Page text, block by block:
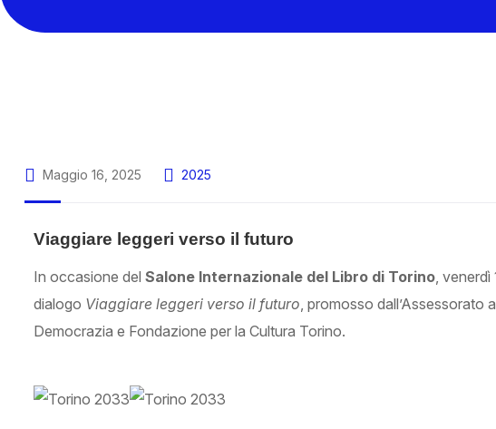
Maggio 16, 2025 2025
Viaggiare leggeri verso il futuro
In occasione del Salone Internazionale del Libro di Torino, venerdì
dialogo Viaggiare leggeri verso il futuro, promosso dall’Assessorato
Democrazia e Fondazione per la Cultura Torino.